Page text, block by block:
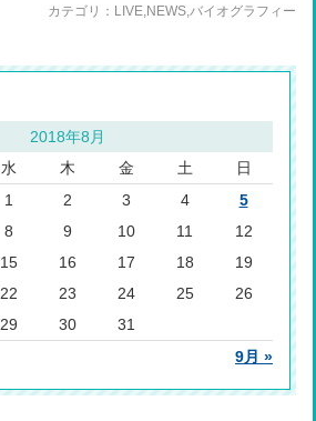
カテゴリ： LIVE NEWS バイオグラフィー
2018年8月
水 木 金 土 日
9月 »
1 2 3 4
5
8 9 10 11
12
15 16 17 18
19
22 23 24 25
26
29 30 31